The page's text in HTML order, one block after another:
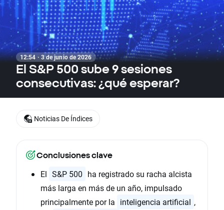
12:54 · 3 de junio de 2026
El S&P 500 sube 9 sesiones
consecutivas: ¿qué esperar?
Conclusiones clave
El S&P 500 ha registrado su racha alcista
más larga en más de un año, impulsado
principalmente por la inteligencia artificial ,
Noticias De Índices